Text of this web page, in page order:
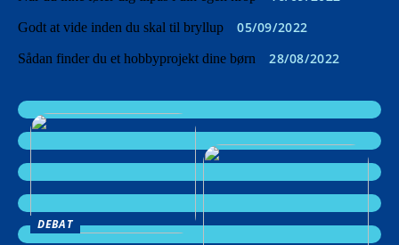
Godt at vide inden du skal til bryllup 05/09/2022
Sådan finder du et hobbyprojekt dine børn 28/08/2022
DEBAT